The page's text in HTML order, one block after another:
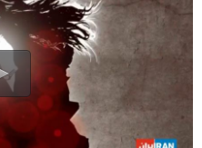
Viber: +98 921 79 29 404
como: hispan_tv